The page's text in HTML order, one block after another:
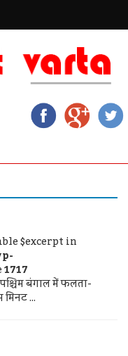
$excerpt in
1717
बंगाल में फलता-
...